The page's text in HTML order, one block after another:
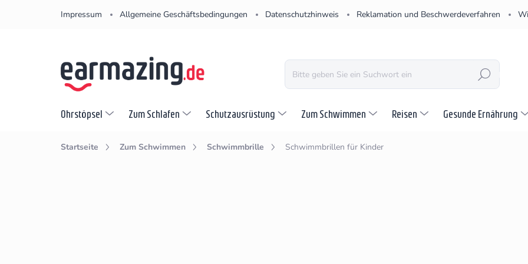
Impressum Allgemeine Geschäftsbedingungen Datenschutzhinweis Reklamation und Beschwerdeverfahren
SUCHEN
Ohrstöpsel Zum Schlafen Schutzausrüstung Zum Schwimmen Reisen Gesunde Ernährung
Startseite Zum Schwimmen Schwimmbrille Schwimmbrillen für Kinder